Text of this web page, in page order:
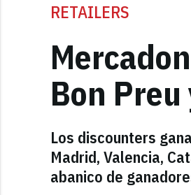
RETAILERS
Bon Preu
Los discounters
Madrid, Valencia,
abanico de